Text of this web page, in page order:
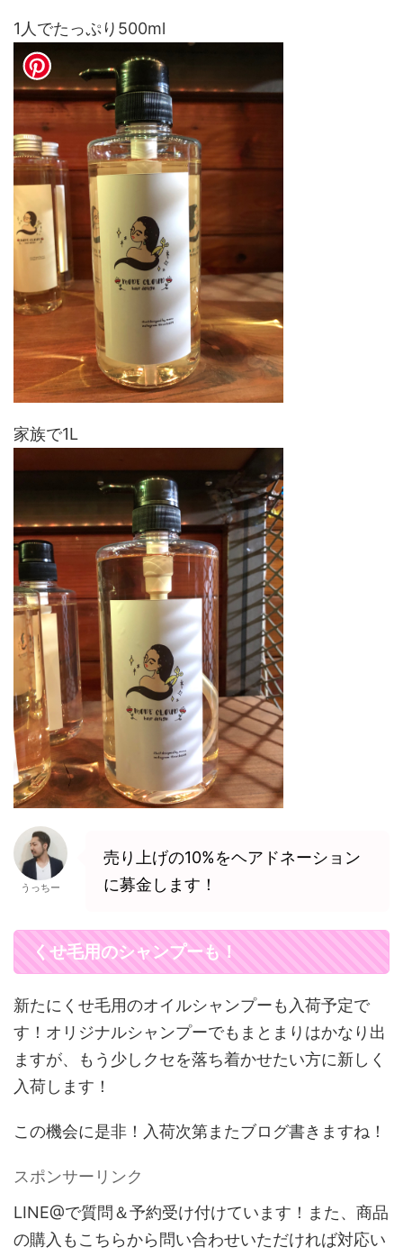
1人でたっぷり500ml
家族で1L
うっちー
売り上げの10%をヘアドネーション
に募金します！
くせ毛用のシャンプーも！
新たにくせ毛用のオイルシャンプーも入荷予定で
す！オリジナルシャンプーでもまとまりはかなり出
ますが、もう少しクセを落ち着かせたい方に新しく
入荷します！
この機会に是非！入荷次第またブログ書きますね！
スポンサーリンク
LINE@で質問＆予約受け付けています！また、商品
の購入もこちらから問い合わせいただければ対応い